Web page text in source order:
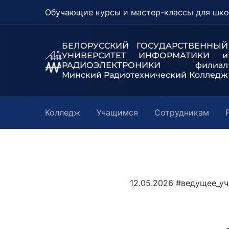
Обучающие курсы и мастер-классы для
БЕЛОРУССКИЙ ГОСУДАРСТВЕННЫЙ
УНИВЕРСИТЕТ ИНФОРМАТИКИ и
РАДИОЭЛЕКТРОНИКИ филиал
Минский Радиотехнический Колледж
Колледж Учащимся Сотрудникам
12.05.2026